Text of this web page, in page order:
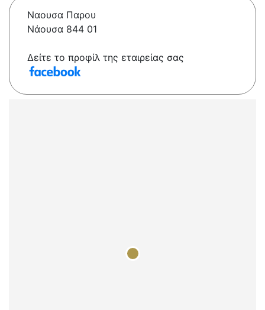
Ναουσα Παρου
Νάουσα 844 01
Δείτε το προφίλ της εταιρείας σας